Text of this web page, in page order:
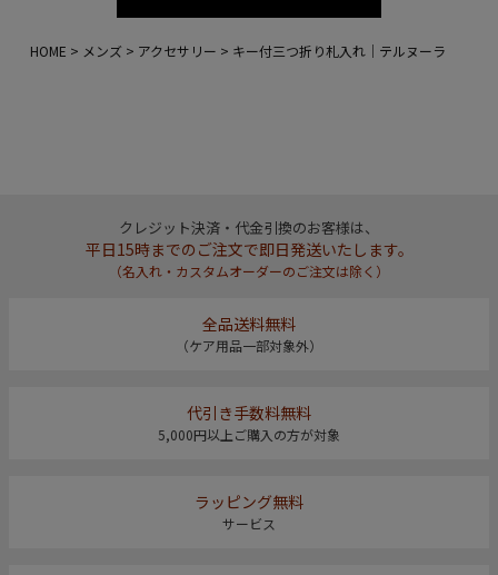
HOME メンズ アクセサリー キー付三つ折り札入れ｜テルヌーラ
クレジット決済・代金引換のお客様は、
平日15時までのご注文で即日発送いたします。
（名入れ・カスタムオーダーのご注文は除く）
全品送料無料
（ケア用品一部対象外）
代引き手数料無料
5,000円以上ご購入の方が対象
ラッピング無料
サービス